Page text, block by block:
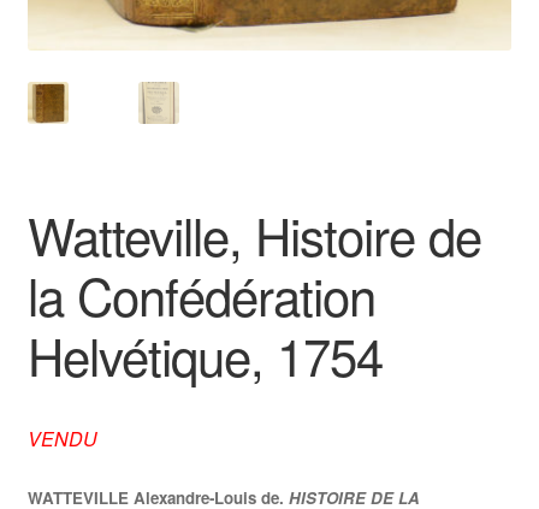
Watteville, Histoire de
la Confédération
Helvétique, 1754
VENDU
WATTEVILLE Alexandre-Louis de. HISTOIRE DE LA